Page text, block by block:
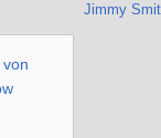
Jimmy